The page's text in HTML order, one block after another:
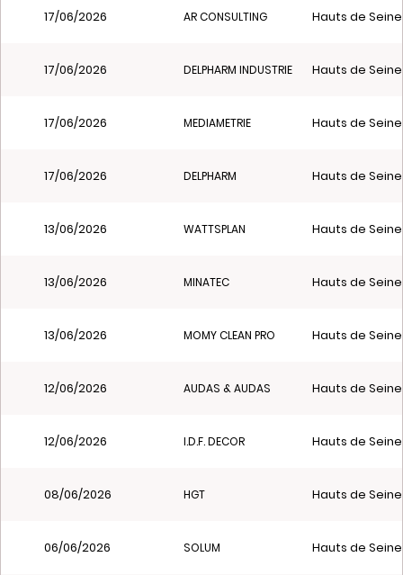
17/06/2026 AR CONSULTING Hauts de
17/06/2026 DELPHARM INDUSTRIE Hauts de
17/06/2026 MEDIAMETRIE Hauts de
17/06/2026 DELPHARM Hauts de
13/06/2026 WATTSPLAN Hauts de
13/06/2026 MINATEC Hauts de
13/06/2026 MOMY CLEAN PRO Hauts de
12/06/2026 AUDAS & AUDAS Hauts de
12/06/2026 I.D.F. DECOR Hauts de
08/06/2026 HGT Hauts de
06/06/2026 SOLUM Hauts de